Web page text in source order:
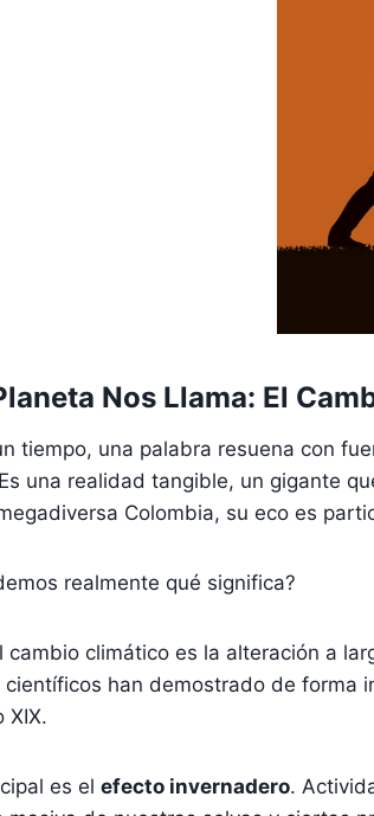
Nos Llama: El
tiempo, una palabra resuena con
una realidad tangible, un gigante
Colombia, su eco es
realmente qué significa?
cambio climático es la alteración a
científicos han demostrado de forma
XIX.
es el efecto invernadero.